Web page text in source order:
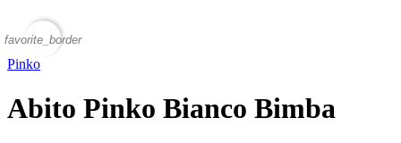
favorite_border
Pinko
Abito Pinko Bianco Bimba